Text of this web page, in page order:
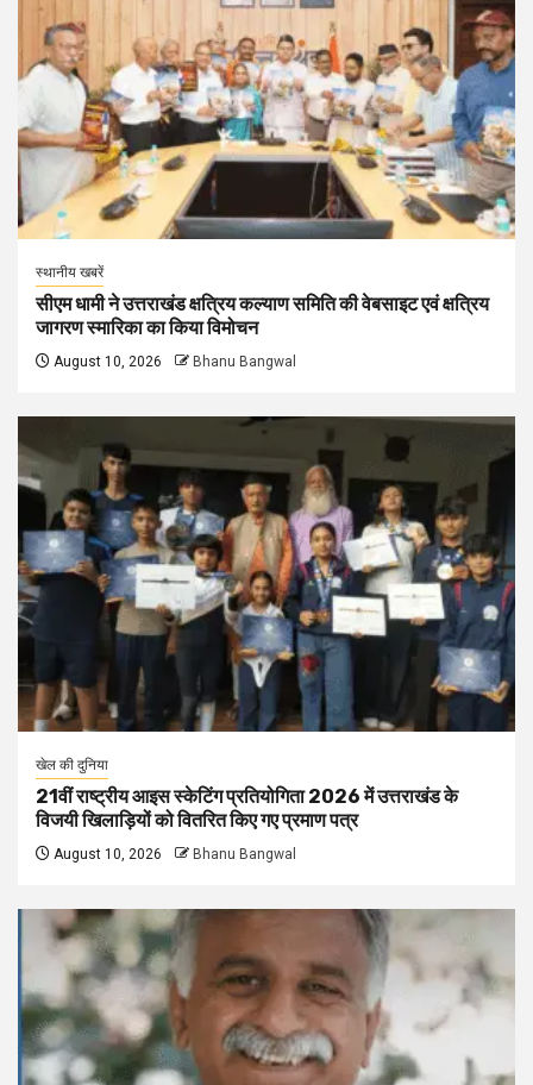
स्थानीय खबरें
सीएम धामी ने उत्तराखंड क्षत्रिय कल्याण समिति की वेबसाइट एवं क्षत्रिय
जागरण स्मारिका का किया विमोचन
August 10, 2026 Bhanu Bangwal
खेल की दुनिया
21वीं राष्ट्रीय आइस स्केटिंग प्रतियोगिता 2026 में उत्तराखंड के
विजयी खिलाड़ियों को वितरित किए गए प्रमाण पत्र
August 10, 2026 Bhanu Bangwal